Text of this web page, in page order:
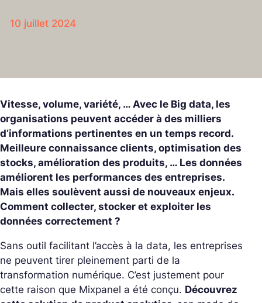
10 juillet 2024
Vitesse, volume, variété, … Avec le Big data, les
organisations peuvent accéder à des milliers
d’informations pertinentes en un temps record.
Meilleure connaissance clients, optimisation des
stocks, amélioration des produits, … Les données
améliorent les performances des entreprises.
Mais elles soulèvent aussi de nouveaux enjeux.
Comment collecter, stocker et exploiter les
données correctement ?
Sans outil facilitant l’accès à la data, les entreprises
ne peuvent tirer pleinement parti de la
transformation numérique. C’est justement pour
cette raison que Mixpanel a été conçu. Découvrez